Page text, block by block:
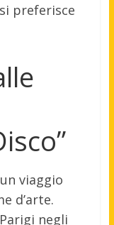
preferisce
viaggio
d’arte.
negli